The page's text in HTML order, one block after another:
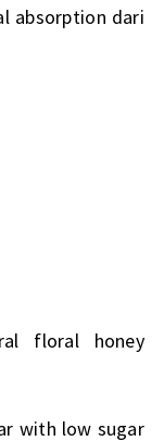
absorption dari
floral honey
with low sugar